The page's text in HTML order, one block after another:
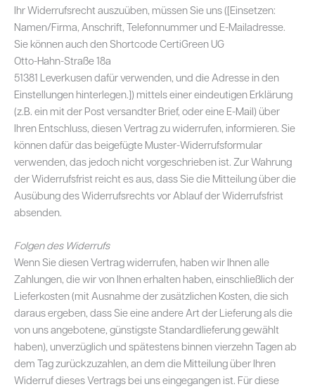
Ihr Widerrufsrecht auszuüben, müssen Sie uns ([Einsetzen:
Namen/Firma, Anschrift, Telefonnummer und E-Mailadresse.
Sie können auch den Shortcode CertiGreen UG
Otto-Hahn-Straße 18a
51381 Leverkusen dafür verwenden, und die Adresse in den
Einstellungen hinterlegen.]) mittels einer eindeutigen Erklärung
(z.B. ein mit der Post versandter Brief, oder eine E-Mail) über
Ihren Entschluss, diesen Vertrag zu widerrufen, informieren. Sie
können dafür das beigefügte Muster-Widerrufsformular
verwenden, das jedoch nicht vorgeschrieben ist. Zur Wahrung
der Widerrufsfrist reicht es aus, dass Sie die Mitteilung über die
Ausübung des Widerrufsrechts vor Ablauf der Widerrufsfrist
absenden.
Folgen des Widerrufs
Wenn Sie diesen Vertrag widerrufen, haben wir Ihnen alle
Zahlungen, die wir von Ihnen erhalten haben, einschließlich der
Lieferkosten (mit Ausnahme der zusätzlichen Kosten, die sich
daraus ergeben, dass Sie eine andere Art der Lieferung als die
von uns angebotene, günstigste Standardlieferung gewählt
haben), unverzüglich und spätestens binnen vierzehn Tagen ab
dem Tag zurückzuzahlen, an dem die Mitteilung über Ihren
Widerruf dieses Vertrags bei uns eingegangen ist. Für diese